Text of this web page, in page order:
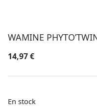
WAMINE
14,97€
En stock